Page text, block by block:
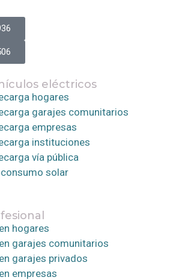
eléctricos
hogares
garajes comunitarios
empresas
instituciones
vía pública
solar
hogares
garajes comunitarios
garajes privados
empresas